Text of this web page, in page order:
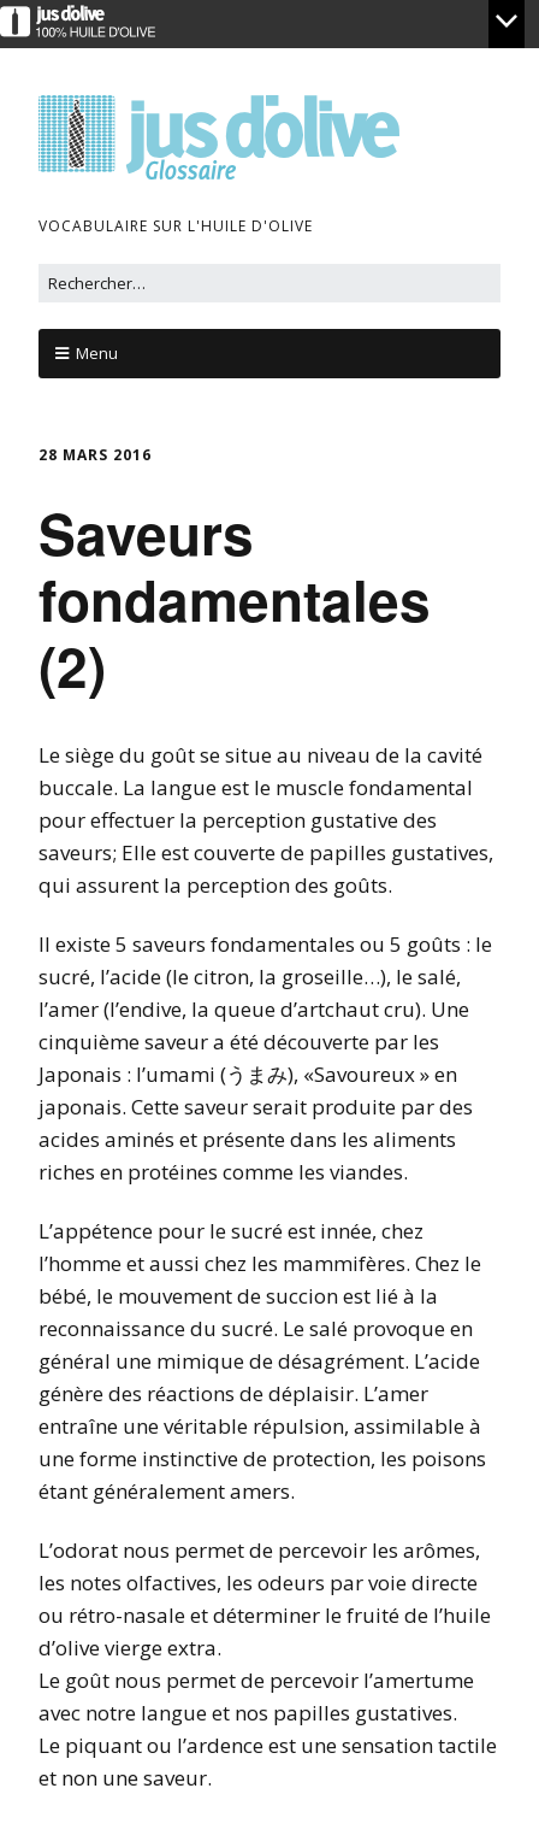
VOCABULAIRE SUR L'HUILE D'OLIVE
Menu
28 MARS 2016
Saveurs
fondamentales
(2)
Le siège du goût se situe au niveau de la cavité
buccale. La langue est le muscle fondamental
pour effectuer la perception gustative des
saveurs; Elle est couverte de papilles gustatives,
qui assurent la perception des goûts.
Il existe 5 saveurs fondamentales ou 5 goûts : le
sucré, l’acide (le citron, la groseille…), le salé,
l’amer (l’endive, la queue d’artchaut cru). Une
cinquième saveur a été découverte par les
Japonais : l’umami (うまみ), «Savoureux » en
japonais. Cette saveur serait produite par des
acides aminés et présente dans les aliments
riches en protéines comme les viandes.
L’appétence pour le sucré est innée, chez
l’homme et aussi chez les mammifères. Chez le
bébé, le mouvement de succion est lié à la
reconnaissance du sucré. Le salé provoque en
général une mimique de désagrément. L’acide
génère des réactions de déplaisir. L’amer
entraîne une véritable répulsion, assimilable à
une forme instinctive de protection, les poisons
étant généralement amers.
L’odorat nous permet de percevoir les arômes,
les notes olfactives, les odeurs par voie directe
ou rétro-nasale et déterminer le fruité de l’huile
d’olive vierge extra.
Le goût nous permet de percevoir l’amertume
avec notre langue et nos papilles gustatives.
Le piquant ou l’ardence est une sensation tactile
et non une saveur.